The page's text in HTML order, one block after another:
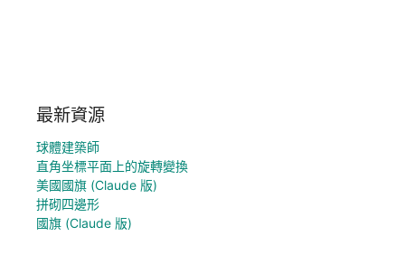
最新資源
球體建築師
直角坐標平面上的旋轉變換
美國國旗 (Claude 版)
拼砌四邊形
國旗 (Claude 版)